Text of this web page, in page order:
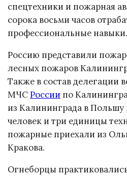
спецтехники и пожарная
сорока восьми часов
профессиональные навыки.
Россию представили
лесных пожаров
Также в состав делегации
МЧСРоссии по
из Калининграда в Польшу
человек и три единицы
пожарные приехали из
Кракова.
Огнеборцы